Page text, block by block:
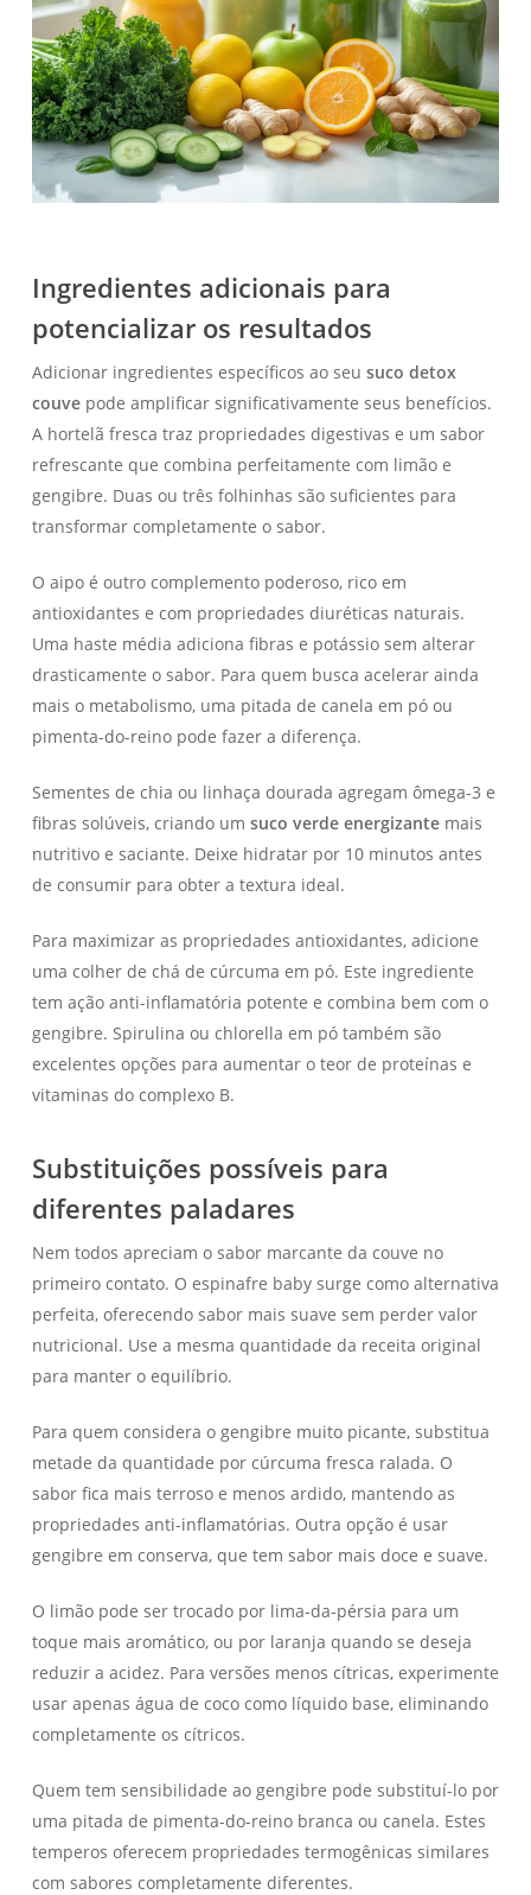
Ingredientes adicionais para
potencializar os resultados
Adicionar ingredientes específicos ao seu suco detox
couvepode amplificar significativamente seus benefícios.
A hortelã fresca traz propriedades digestivas e um sabor
refrescante que combina perfeitamente com limão e
gengibre. Duas ou três folhinhas são suficientes para
transformar completamente o sabor.
O aipo é outro complemento poderoso, rico em
antioxidantes e com propriedades diuréticas naturais.
Uma haste média adiciona fibras e potássio sem alterar
drasticamente o sabor. Para quem busca acelerar ainda
mais o metabolismo, uma pitada de canela em pó ou
pimenta-do-reino pode fazer a diferença.
Sementes de chia ou linhaça dourada agregam ômega-3 e
fibras solúveis, criando um suco verde energizantemais
nutritivo e saciante. Deixe hidratar por 10 minutos antes
de consumir para obter a textura ideal.
Para maximizar as propriedades antioxidantes, adicione
uma colher de chá de cúrcuma em pó. Este ingrediente
tem ação anti-inflamatória potente e combina bem com o
gengibre. Spirulina ou chlorella em pó também são
excelentes opções para aumentar o teor de proteínas e
vitaminas do complexo B.
Substituições possíveis para
diferentes paladares
Nem todos apreciam o sabor marcante da couve no
primeiro contato. O espinafre baby surge como alternativa
perfeita, oferecendo sabor mais suave sem perder valor
nutricional. Use a mesma quantidade da receita original
para manter o equilíbrio.
Para quem considera o gengibre muito picante, substitua
metade da quantidade por cúrcuma fresca ralada. O
sabor fica mais terroso e menos ardido, mantendo as
propriedades anti-inflamatórias. Outra opção é usar
gengibre em conserva, que tem sabor mais doce e suave.
O limão pode ser trocado por lima-da-pérsia para um
toque mais aromático, ou por laranja quando se deseja
reduzir a acidez. Para versões menos cítricas, experimente
usar apenas água de coco como líquido base, eliminando
completamente os cítricos.
Quem tem sensibilidade ao gengibre pode substituí-lo por
uma pitada de pimenta-do-reino branca ou canela. Estes
temperos oferecem propriedades termogênicas similares
com sabores completamente diferentes.